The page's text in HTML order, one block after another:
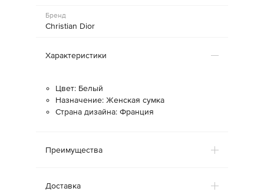
Бренд
Christian Dior
Характеристики
Цвет: Белый
Назначение: Женская сумка
Страна дизайна: Франция
Преимущества
Доставка